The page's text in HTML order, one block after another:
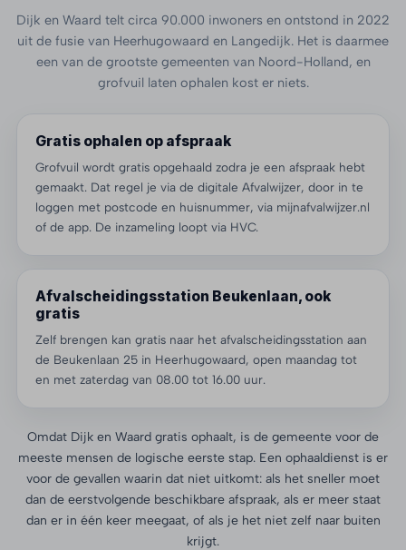
Dijk en Waard telt circa 90.000 inwoners en ontstond in 2022
uit de fusie van Heerhugowaard en Langedijk. Het is daarmee
een van de grootste gemeenten van Noord-Holland, en
grofvuil laten ophalen kost er niets.
Gratis ophalen op afspraak
Grofvuil wordt gratis opgehaald zodra je een afspraak hebt
gemaakt. Dat regel je via de digitale Afvalwijzer, door in te
loggen met postcode en huisnummer, via mijnafvalwijzer.nl
of de app. De inzameling loopt via HVC.
Afvalscheidingsstation Beukenlaan, ook
gratis
Zelf brengen kan gratis naar het afvalscheidingsstation aan
de Beukenlaan 25 in Heerhugowaard, open maandag tot
en met zaterdag van 08.00 tot 16.00 uur.
Omdat Dijk en Waard gratis ophaalt, is de gemeente voor de
meeste mensen de logische eerste stap. Een ophaaldienst is er
voor de gevallen waarin dat niet uitkomt: als het sneller moet
dan de eerstvolgende beschikbare afspraak, als er meer staat
dan er in één keer meegaat, of als je het niet zelf naar buiten
krijgt.